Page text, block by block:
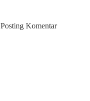
Posting Komentar